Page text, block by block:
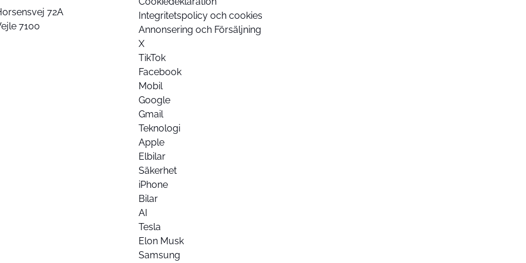
72A
7100
Integritetspolicy och cookies
Annonsering och Försäljning
X
TikTok
Facebook
Mobil
Google
Gmail
Teknologi
Apple
Elbilar
Säkerhet
iPhone
Bilar
AI
Tesla
Elon Musk
Samsung